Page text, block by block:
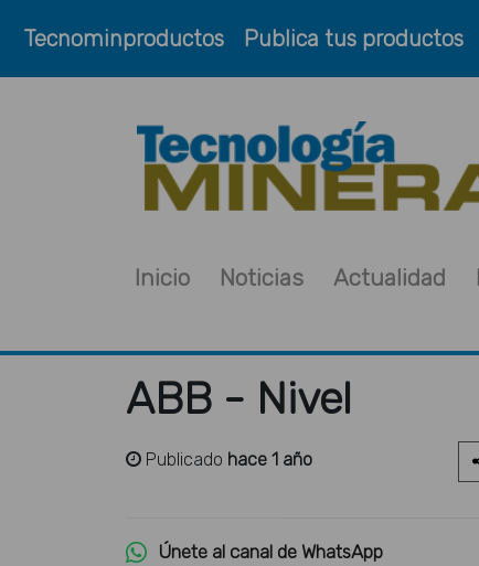
Tecnominproductos Publica tus productos
Inicio Noticias Actualidad
ABB - Nivel
Publicado hace 1 año
Únete al canal de WhatsApp